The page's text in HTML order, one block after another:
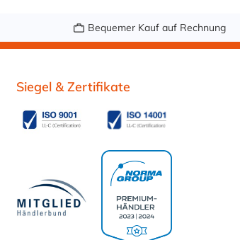
Bequemer Kauf auf Rechnung
Siegel & Zertifikate